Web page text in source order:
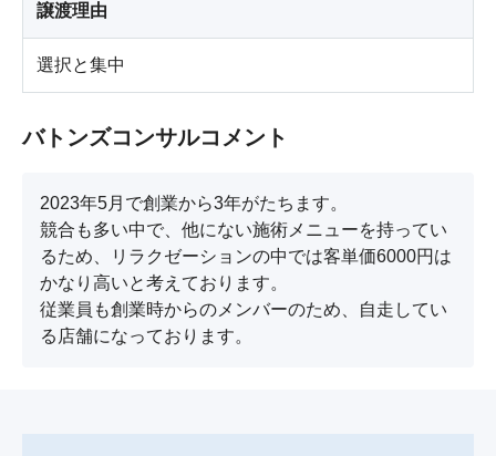
譲渡理由
選択と集中
バトンズコンサルコメント
2023年5月で創業から3年がたちます。
競合も多い中で、他にない施術メニューを持ってい
るため、リラクゼーションの中では客単価6000円は
かなり高いと考えております。
従業員も創業時からのメンバーのため、自走してい
る店舗になっております。